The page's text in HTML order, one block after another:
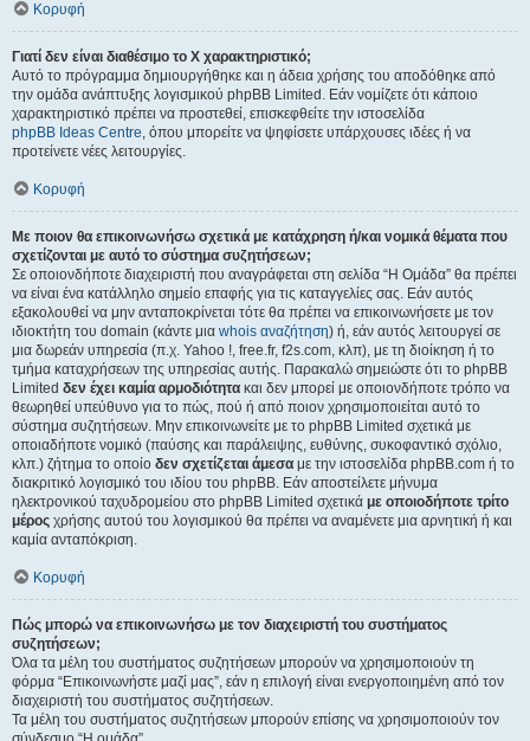
Κορυφή
Γιατί δεν είναι διαθέσιμο το Χ χαρακτηριστικό;
Αυτό το πρόγραμμα δημιουργήθηκε και η άδεια χρήσης του αποδόθηκε από
την ομάδα ανάπτυξης λογισμικού phpBB Limited. Εάν νομίζετε ότι κάποιο
χαρακτηριστικό πρέπει να προστεθεί, επισκεφθείτε την ιστοσελίδα
phpBB Ideas Centre, όπου μπορείτε να ψηφίσετε υπάρχουσες ιδέες ή να
προτείνετε νέες λειτουργίες.
Κορυφή
Με ποιον θα επικοινωνήσω σχετικά με κατάχρηση ή/και νομικά θέματα που
σχετίζονται με αυτό το σύστημα συζητήσεων;
Σε οποιονδήποτε διαχειριστή που αναγράφεται στη σελίδα “Η Ομάδα” θα πρέπει
να είναι ένα κατάλληλο σημείο επαφής για τις καταγγελίες σας. Εάν αυτός
εξακολουθεί να μην ανταποκρίνεται τότε θα πρέπει να επικοινωνήσετε με τον
ιδιοκτήτη του domain (κάντε μια whois αναζήτηση) ή, εάν αυτός λειτουργεί σε
μια δωρεάν υπηρεσία (π.χ. Yahoo !, free.fr, f2s.com, κλπ), με τη διοίκηση ή το
τμήμα καταχρήσεων της υπηρεσίας αυτής. Παρακαλώ σημειώστε ότι το phpBB
Limited δεν έχει καμία αρμοδιότητα και δεν μπορεί με οποιονδήποτε τρόπο να
θεωρηθεί υπεύθυνο για το πώς, πού ή από ποιον χρησιμοποιείται αυτό το
σύστημα συζητήσεων. Μην επικοινωνείτε με το phpBB Limited σχετικά με
οποιαδήποτε νομικό (παύσης και παράλειψης, ευθύνης, συκοφαντικό σχόλιο,
κλπ.) ζήτημα το οποίο δεν σχετίζεται άμεσα με την ιστοσελίδα phpBB.com ή το
διακριτικό λογισμικό του ιδίου του phpBB. Εάν αποστείλετε μήνυμα
ηλεκτρονικού ταχυδρομείου στο phpBB Limited σχετικά με οποιοδήποτε τρίτο
μέρος χρήσης αυτού του λογισμικού θα πρέπει να αναμένετε μια αρνητική ή και
καμία ανταπόκριση.
Κορυφή
Πώς μπορώ να επικοινωνήσω με τον διαχειριστή του συστήματος
συζητήσεων;
Όλα τα μέλη του συστήματος συζητήσεων μπορούν να χρησιμοποιούν τη
φόρμα “Επικοινωνήστε μαζί μας”, εάν η επιλογή είναι ενεργοποιημένη από τον
διαχειριστή του συστήματος συζητήσεων.
Τα μέλη του συστήματος συζητήσεων μπορούν επίσης να χρησιμοποιούν τον